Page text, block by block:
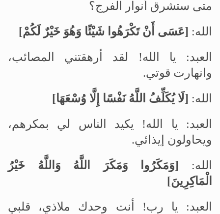
متى ستشرق أنوار الفرج؟
الله: ]عَسَى أَنْ تَكْرَهُوا شَيْئًا وَهُوَ خَيْرٌ لَكُمْ[
العبد: يا الله! لقد أرهقتني المصائب،
وانهارت قوتي.
الله: ]لَا يُكَلِّفُ اللَّهُ نَفْسًا إِلَّا وُسْعَهَا[
العبد: يا الله! يكيد الناس لي بمكرهم،
ويحاولون إيذائي.
الله:
]وَمَكَرُوا وَمَكَرَ اللَّهُ وَاللَّهُ خَيْرُ
الْمَاكِرِينَ[
العبد: يا رب! أنت وحدك ملاذي، قلبي